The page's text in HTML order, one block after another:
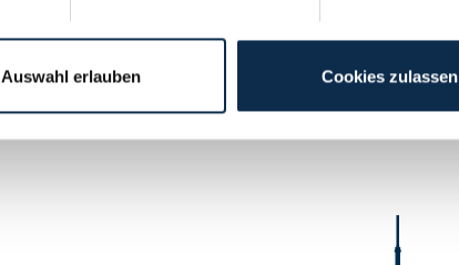
Auswahl erlauben Cookies zulassen